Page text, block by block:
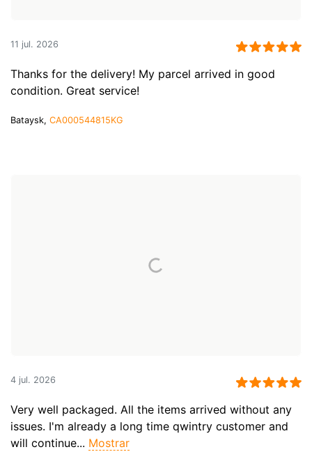
11 jul. 2026
Thanks for the delivery! My parcel arrived in good
condition. Great service!
Bataysk, CA000544815KG
4 jul. 2026
Very well packaged. All the items arrived without any
issues. I'm already a long time qwintry customer and
will continue... Mostrar